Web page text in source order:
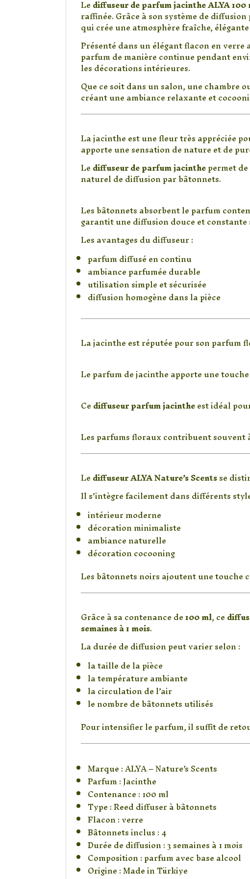
Lediffuseur de parfum jacinthe ALYA 100
raffinée. Grâce à son système de
qui crée une atmosphère fraîche,
Présenté dans un élégant flacon en verre
parfum de manière continue pendant
les décorations intérieures.
Que ce soit dans un salon, une chambre
créant une ambiance relaxante et
Pourquoi choisir un
La jacinthe est une fleur très appréciée
apporte une sensation de nature et de
Lediffuseur de parfum jacinthepermet
naturel de diffusion par bâtonnets.
Les bâtonnets absorbent le parfum
garantit une diffusion douce et constante
Les avantages du diffuseur :
parfum diffusé en continu
ambiance parfumée durable
utilisation simple et sécurisée
diffusion homogène dans la pièce
Une fragrance florale
La jacinthe est réputée pour son parfum
Le parfum de jacinthe apporte une
Cediffuseur parfum jacintheest idéal
Les parfums floraux contribuent
Un diffuseur décoratif
Lediffuseur ALYA Nature’s Scentsse
Il s’intègre facilement dans différents
intérieur moderne
décoration minimaliste
ambiance naturelle
décoration cocooning
Les bâtonnets noirs ajoutent une touche
Diffusion longue durée
Grâce à sa contenance de100 ml, ce
semaines à 1 mois.
La durée de diffusion peut varier selon :
la taille de la pièce
la température ambiante
la circulation de l’air
le nombre de bâtonnets utilisés
Pour intensifier le parfum, il suffit de
Caractéristiques du
Marque : ALYA – Nature’s Scents
Parfum : Jacinthe
Contenance : 100 ml
Type : Reed diffuser à bâtonnets
Flacon : verre
Bâtonnets inclus : 4
Durée de diffusion : 3 semaines à 1 mois
Composition : parfum avec base alcool
Origine : Made in Türkiye